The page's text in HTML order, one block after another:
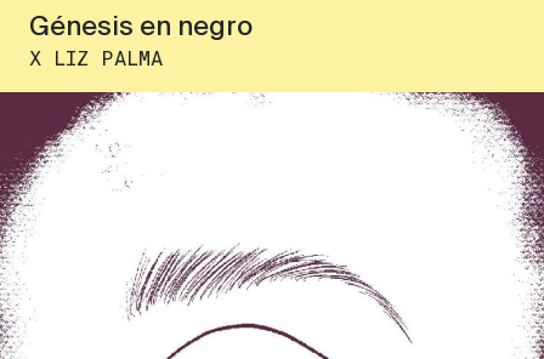
Génesis en negro
X LIZ PALMA